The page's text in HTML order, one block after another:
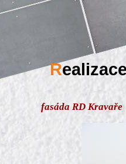
Realizace
fasáda RD Kravaře